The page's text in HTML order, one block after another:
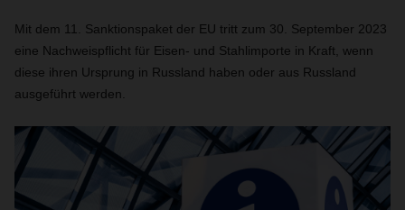
Mit dem 11. Sanktionspaket der EU tritt zum 30. September 2023
eine Nachweispflicht für Eisen- und Stahlimporte in Kraft, wenn
diese ihren Ursprung in Russland haben oder aus Russland
ausgeführt werden.